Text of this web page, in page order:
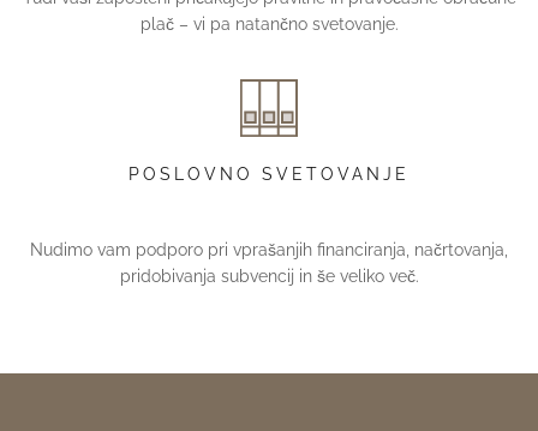
plač – vi pa natančno svetovanje.
POSLOVNO SVETOVANJE
Nudimo vam podporo pri vprašanjih financiranja, načrtovanja,
pridobivanja subvencij in še veliko več.